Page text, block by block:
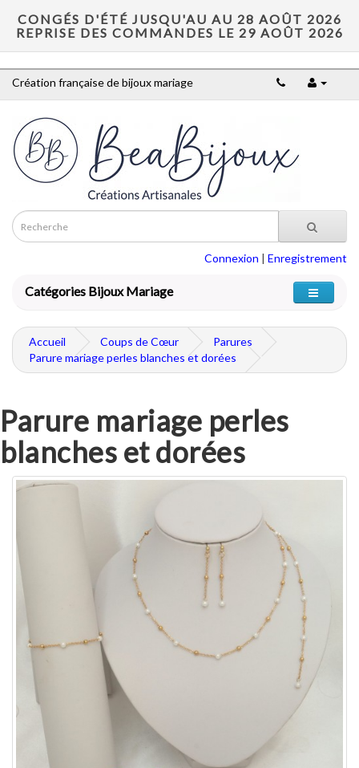
CONGÉS D'ÉTÉ JUSQU'AU AU 28 AOÛT 2026
REPRISE DES COMMANDES LE 29 AOÛT 2026
Création française de bijoux mariage
Connexion | Enregistrement
Catégories Bijoux Mariage
Accueil Coups de Cœur
Parures
Parure mariage perles blanches et dorées
Parure mariage perles
blanches et dorées